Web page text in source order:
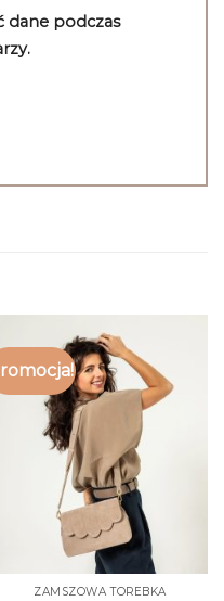
dane podczas
ZAMSZOWA TOREBKA